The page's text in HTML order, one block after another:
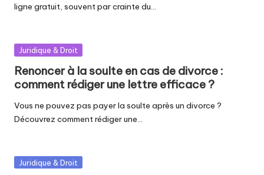
ligne gratuit, souvent par crainte du…
Posted
Juridique & Droit
Renoncer à la soulte en cas de divorce :
comment rédiger une lettre efficace ?
Vous ne pouvez pas payer la soulte après un divorce ?
Découvrez comment rédiger une…
Posted
Juridique & Droit